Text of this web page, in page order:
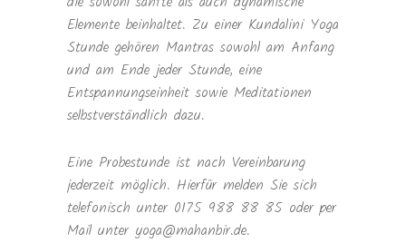
Elemente beinhaltet. Zu einer Kundalini Yoga
Stunde gehören Mantras sowohl am Anfang
und am Ende jeder Stunde, eine
Entspannungseinheit sowie Meditationen
selbstverständlich dazu.
Eine Probestunde ist nach Vereinbarung
jederzeit möglich. Hierfür melden Sie sich
telefonisch unter 0175 988 88 85 oder per
Mail unter yoga@mahanbir.de.